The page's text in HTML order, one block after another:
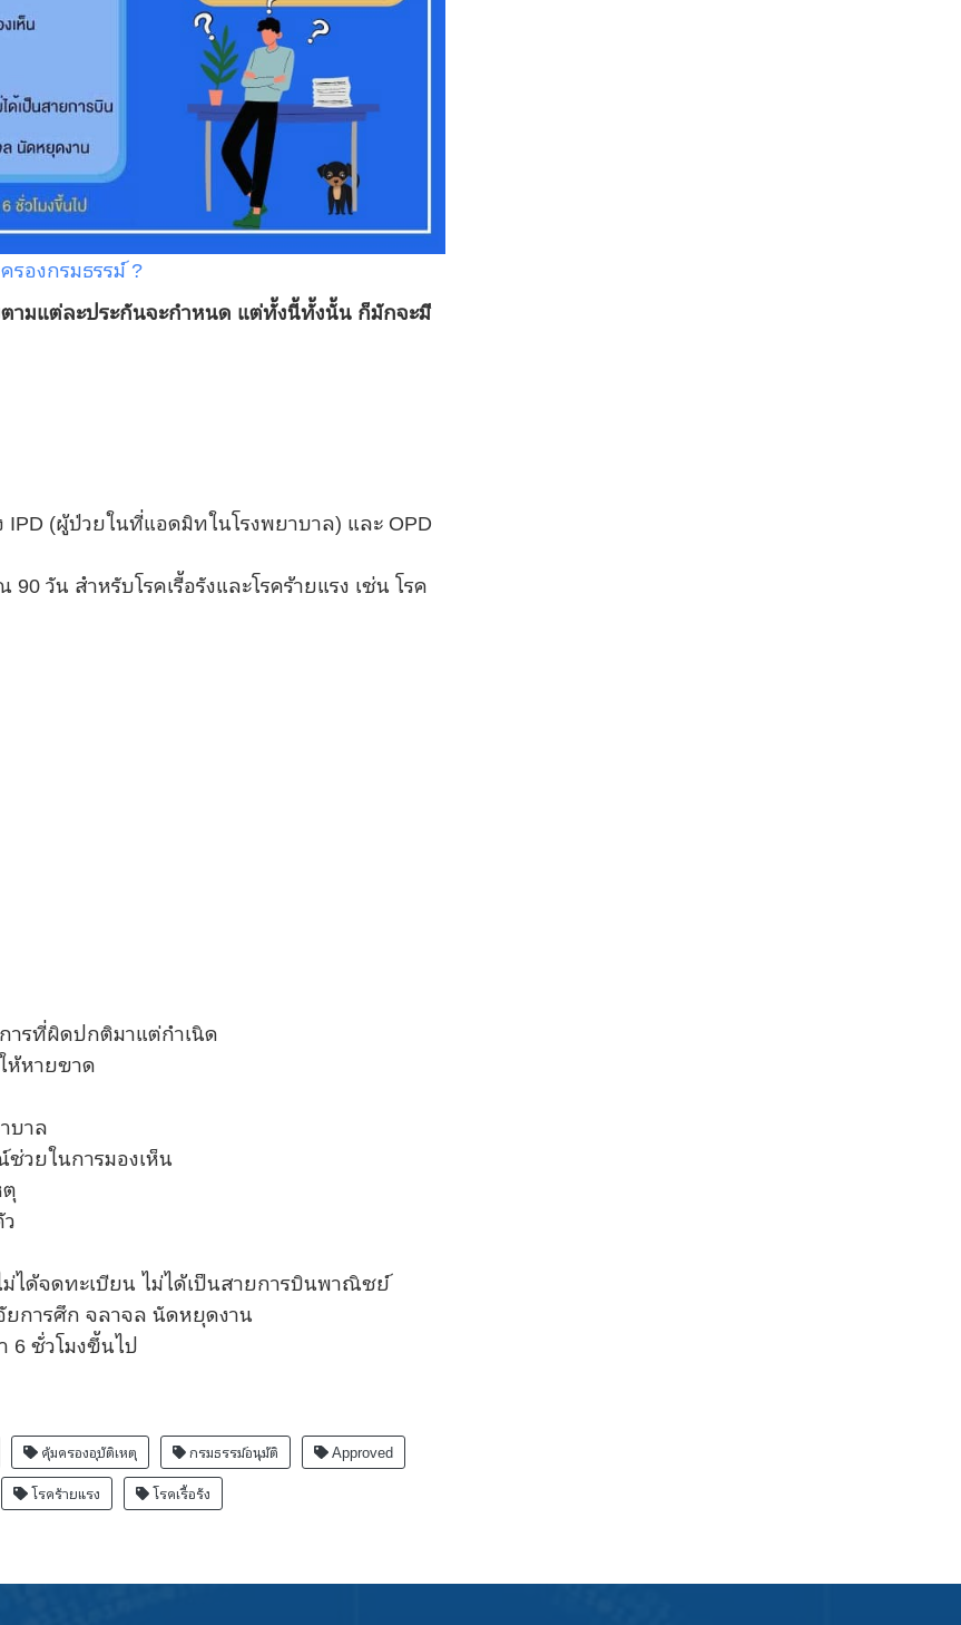
รองกรมธรรม์ ?
ตามแต่ละประกันจะกำหนด แต่ทั้งนี้ทั้งนั้น ก็มักจะมี
(ผู้ป่วยในที่แอดมิทในโรงพยาบาล) และ OPD
วัน สำหรับโรคเรื้อรังและโรคร้ายแรง เช่น โรค
ารที่ผิดปกติมาแต่กำเนิด
ห้หายขาด
บาล
วยในการมองเห็น
ได้จดทะเบียน ไม่ได้เป็นสายการบินพาณิชย์
ยการศึก จลาจล นัดหยุดงาน
6 ชั่วโมงขึ้นไป
คุ้มครองอุบัติเหตุ กรมธรรม์อนุมัติ Approved
โรคร้ายแรง โรคเรื้อรัง